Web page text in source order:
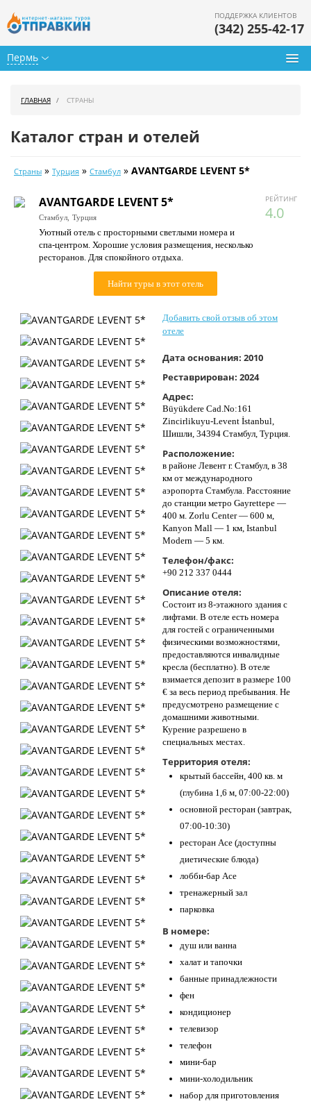
Пермь
ПОДДЕРЖКА КЛИЕНТОВ
(342) 255-42-17
Календарь туров
Цены дня
Страны
Как купить
Контакты
ГЛАВНАЯ СТРАНЫ
Каталог стран и отелей
Страны » Турция » Стамбул » AVANTGARDE LEVENT 5*
РЕЙТИНГ
4.0
AVANTGARDE LEVENT 5*
Стамбул, Турция
Уютный отель с просторными светлыми номера и
спа-центром. Хорошие условия размещения, несколько
ресторанов. Для спокойного отдыха.
Найти туры в этот отель
Добавить свой отзыв об этом
отеле
Дата основания: 2010
Реставрирован: 2024
Адрес:
Büyükdere Cad.No:161
Zincirlikuyu-Levent İstanbul,
Шишли, 34394 Стамбул, Турция.
Расположение:
в районе Левент г. Стамбул, в 38
км от международного
аэропорта Стамбула. Расстояние
до станции метро Gayrettepe —
400 м. Zorlu Center — 600 м,
Kanyon Mall — 1 км, Istanbul
Modern — 5 км.
Телефон/факс:
+90 212 337 0444
Описание отеля:
Состоит из 8-этажного здания с
лифтами. В отеле есть номера
для гостей с ограниченными
физическими возможностями,
предоставляются инвалидные
кресла (бесплатно). В отеле
взимается депозит в размере 100
€ за весь период пребывания. Не
предусмотрено размещение с
домашними животными.
Курение разрешено в
специальных местах.
Территория отеля:
крытый бассейн, 400 кв. м
(глубина 1,6 м, 07:00-22:00)
основной ресторан (завтрак,
07:00-10:30)
ресторан Ace (доступны
диетические блюда)
лобби-бар Ace
тренажерный зал
парковка
В номере:
душ или ванна
халат и тапочки
банные принадлежности
фен
кондиционер
телевизор
телефон
мини-бар
мини-холодильник
набор для приготовления